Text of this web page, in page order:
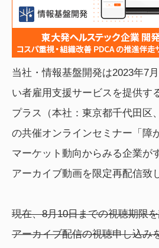
当社・情報基盤開発は2023年7
い者雇用支援サービスを提供す
プラス（本社：東京都千代田区
の共催オンラインセミナー「障
マーケット動向からみる企業が
アーカイブ動画を限定再配信致
現在、8月10日までの視聴期限
アーカイブ配信の視聴申し込み